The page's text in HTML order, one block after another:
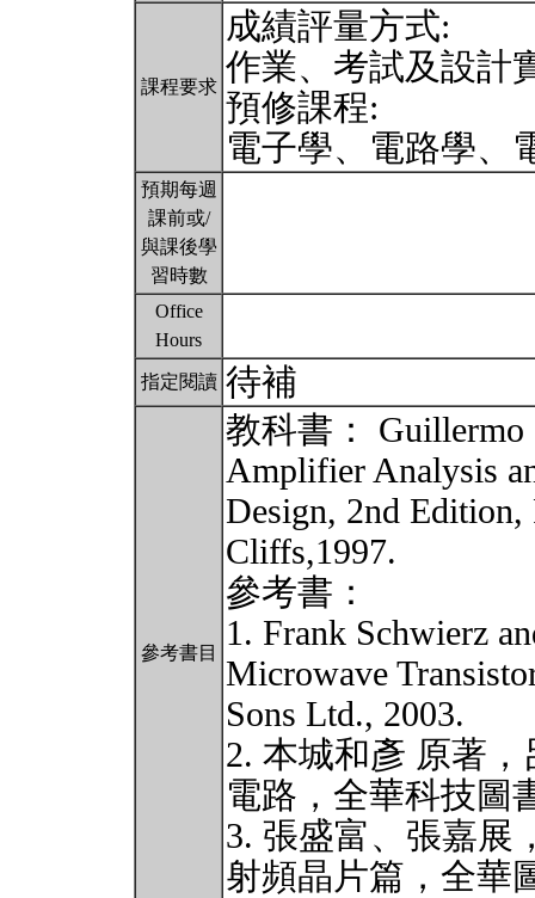
課程要求
成績評量方式:
作業、考試及設計
預修課程:
電子學、電路學
預期每週
課前或/
與課後學
習時數
Office
Hours
指定閱讀 待補
參考書目
教科書： Guillermo
Amplifier Analysis
Design, 2nd
Cliffs,1997.
參考書：
1. Frank Schwierz
Microwave
Sons Ltd., 2003.
2. 本城和彥 原著
電路，全華科技圖
3. 張盛富、張嘉展
射頻晶片篇，全華